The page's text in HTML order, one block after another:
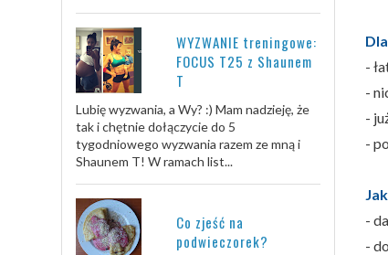
-
-
-
-
-
-
WYZWANIE treningowe:
FOCUS T25 z Shaunem
T
Lubię wyzwania, a Wy? :) Mam nadzieję, że
tak i chętnie dołączycie do 5
tygodniowego wyzwania razem ze mną i
Shaunem T! W ramach list...
Co zjeść na
podwieczorek?